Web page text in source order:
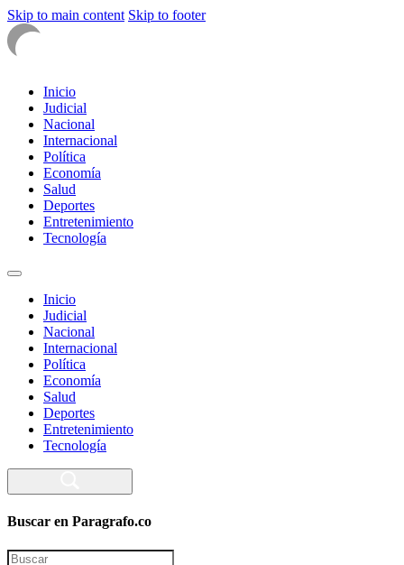
Skip to main content Skip to footer
Inicio
Judicial
Nacional
Internacional
Política
Economía
Salud
Deportes
Entretenimiento
Tecnología
Inicio
Judicial
Nacional
Internacional
Política
Economía
Salud
Deportes
Entretenimiento
Tecnología
Buscar en Paragrafo.co
Search